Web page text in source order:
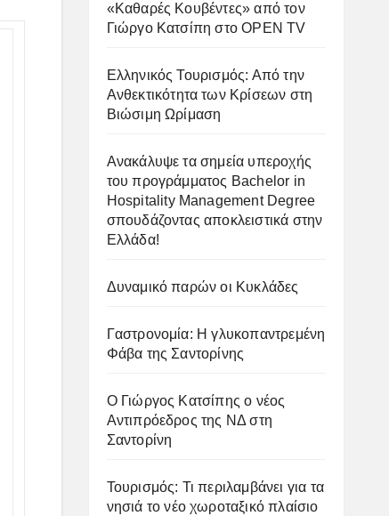
«Καθαρές Κουβέντες» από τον
Γιώργο Κατσίπη στο OPEN TV
Ελληνικός Τουρισμός: Από την
Ανθεκτικότητα των Κρίσεων στη
Βιώσιμη Ωρίμαση
Ανακάλυψε τα σημεία υπεροχής
του προγράμματος Bachelor in
Hospitality Management Degree
σπουδάζοντας αποκλειστικά στην
Ελλάδα!
Δυναμικό παρών οι Κυκλάδες
Γαστρονομία: Η γλυκοπαντρεμένη
Φάβα της Σαντορίνης
Ο Γιώργος Κατσίπης ο νέος
Αντιπρόεδρος της ΝΔ στη
Σαντορίνη
Τουρισμός: Τι περιλαμβάνει για τα
νησιά το νέο χωροταξικό πλαίσιο